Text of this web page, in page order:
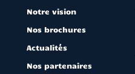
Notre vision
Nos brochures
Actualités
Nos partenaires